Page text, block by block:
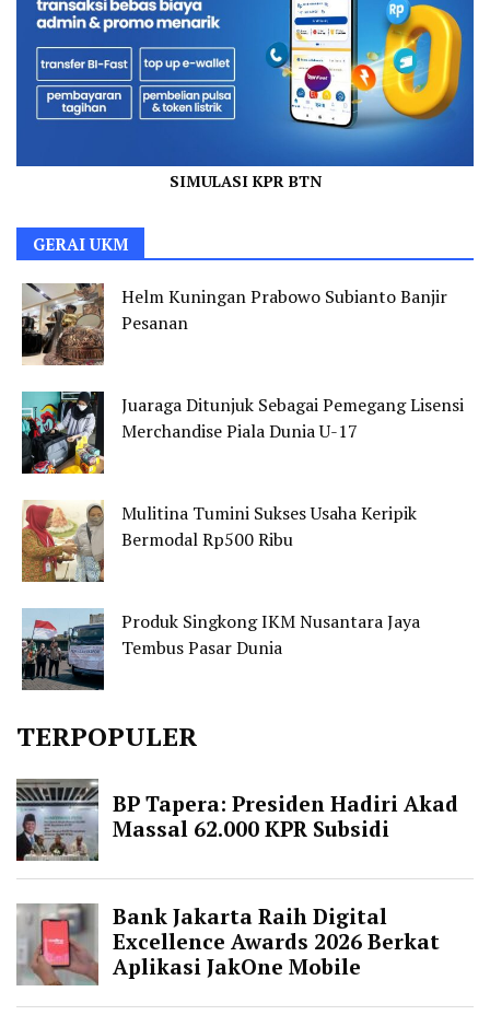
SIMULASI KPR BTN
GERAI UKM
Helm Kuningan Prabowo Subianto Banjir
Pesanan
Juaraga Ditunjuk Sebagai Pemegang Lisensi
Merchandise Piala Dunia U-17
Mulitina Tumini Sukses Usaha Keripik
Bermodal Rp500 Ribu
Produk Singkong IKM Nusantara Jaya
Tembus Pasar Dunia
TERPOPULER